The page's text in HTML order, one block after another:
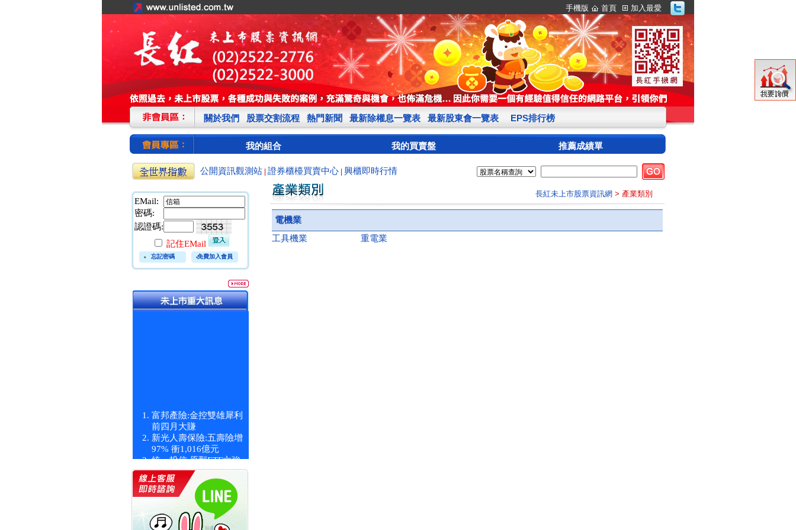
手機版 首頁 加入最愛
關於我們 股票交割流程 熱門新聞 最新除權息一覽表 最新股東會一覽表 EPS排行榜
我的組合 我的買賣盤 推薦成績單
公開資訊觀測站 證券櫃檯買賣中心 興櫃即時行情
EMail:
密碼:
認證碼:
記住EMail
忘記密碼 免費加入會員
富邦產險:金控雙雄犀利
前四月大賺
新光人壽保險:五壽險增
97% 衝1,016億元
統一投信:原型ETF六強
漲逾九成
統一投信:主動式ETF溢
價 被盯上
新光人壽保險:新壽Q1外
價金將達996億
宇辰系統科技:宇辰業績
長紅未上市股票資訊網 > 產業類別
電機業
工具機業
重電業